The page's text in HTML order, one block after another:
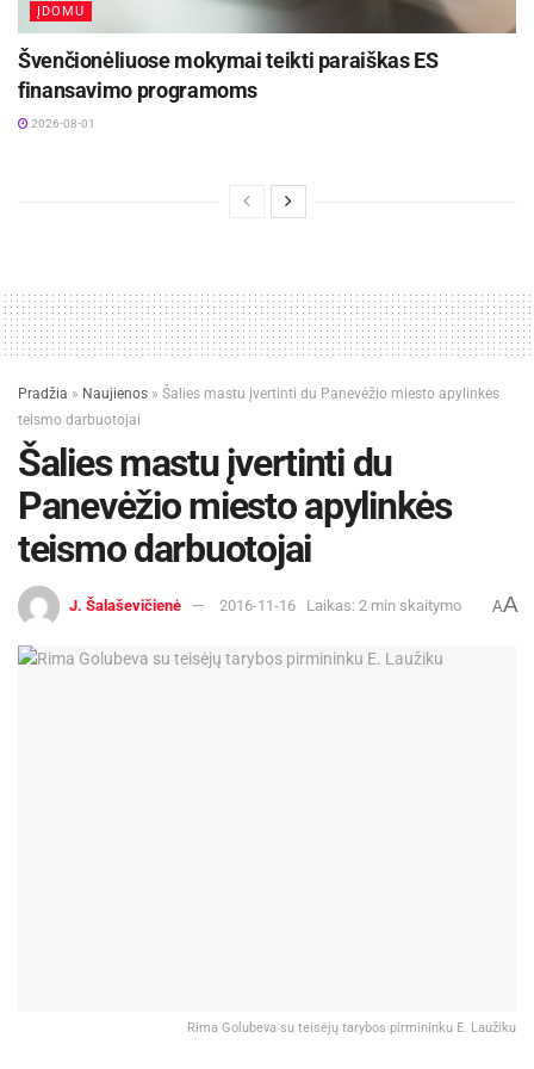
ĮDOMU
Švenčionėliuose mokymai teikti paraiškas ES
finansavimo programoms
2026-08-01
Pradžia » Naujienos » Šalies mastu įvertinti du Panevėžio miesto apylinkės
teismo darbuotojai
Šalies mastu įvertinti du
Panevėžio miesto apylinkės
teismo darbuotojai
J. Šalaševičienė 2016-11-16 Laikas: 2 min skaitymo AA
Rima Golubeva su teisėjų tarybos pirmininku E. Laužiku